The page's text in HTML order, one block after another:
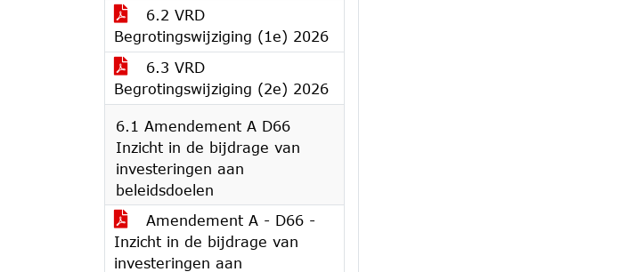
6.2 VRD
Begrotingswijziging (1e) 2026
6.3 VRD
Begrotingswijziging (2e) 2026
6.1 Amendement A D66
Inzicht in de bijdrage van
investeringen aan
beleidsdoelen
Amendement A - D66 -
Inzicht in de bijdrage van
investeringen aan